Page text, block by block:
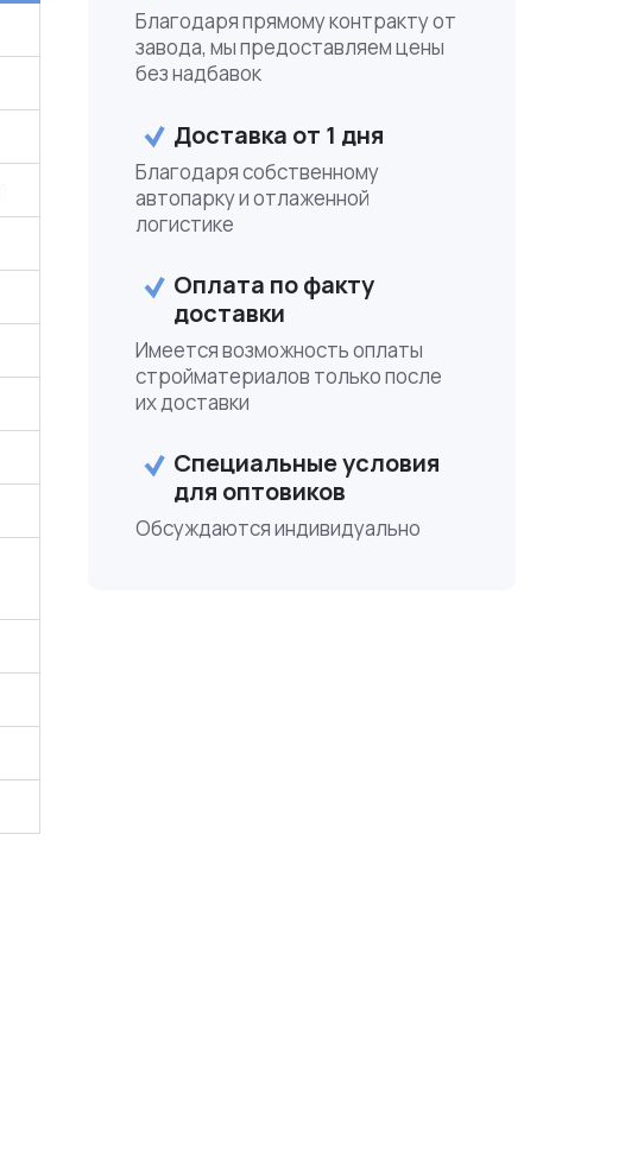
Доставка от 1 дня
Оплата по факту
доставки
Специальные условия
для оптовиков
Благодаря прямому контракту от
завода, мы предоставляем цены
без надбавок
Благодаря собственному
автопарку и отлаженной
логистике
Имеется возможность оплаты
стройматериалов только после
их доставки
Обсуждаются индивидуально